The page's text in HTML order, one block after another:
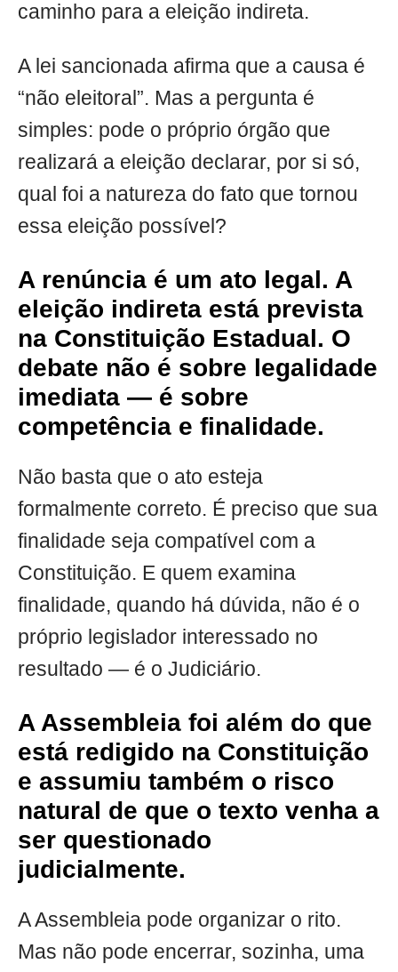
caminho para a eleição indireta.
A lei sancionada afirma que a causa é
“não eleitoral”. Mas a pergunta é
simples: pode o próprio órgão que
realizará a eleição declarar, por si só,
qual foi a natureza do fato que tornou
essa eleição possível?
A renúncia é um ato legal. A
eleição indireta está prevista
na Constituição Estadual. O
debate não é sobre legalidade
imediata — é sobre
competência e finalidade.
Não basta que o ato esteja
formalmente correto. É preciso que sua
finalidade seja compatível com a
Constituição. E quem examina
finalidade, quando há dúvida, não é o
próprio legislador interessado no
resultado — é o Judiciário.
A Assembleia foi além do que
está redigido na Constituição
e assumiu também o risco
natural de que o texto venha a
ser questionado
judicialmente.
A Assembleia pode organizar o rito.
Mas não pode encerrar, sozinha, uma